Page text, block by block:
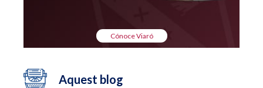
Cónoce Viaró
Aquest blog